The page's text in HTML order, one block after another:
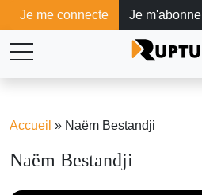
Je me connecte Je m'abonne
Accueil » Naëm Bestandji
Naëm Bestandji